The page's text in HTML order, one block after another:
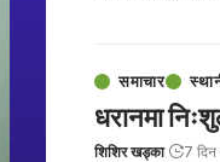
समाचार
धरानमा
शिशिर खड्का 7 दिन